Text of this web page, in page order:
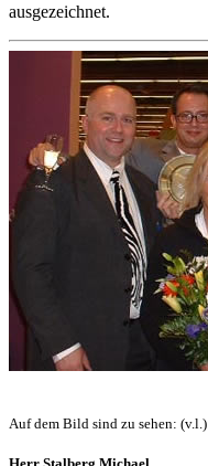
ausgezeichnet.
Auf dem Bild sind zu sehen: (v.l.)